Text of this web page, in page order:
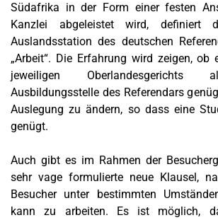
Südafrika in der Form einer festen
Kanzlei abgeleistet wird, definiert
Auslandsstation des deutschen
„Arbeit“. Die Erfahrung wird zeigen, ob
jeweiligen Oberlandesgerichts
Ausbildungsstelle des Referendars
Auslegung zu ändern, so dass eine
genügt.
Auch gibt es im Rahmen der
sehr vage formulierte neue Klausel,
Besucher unter bestimmten
kann zu arbeiten. Es ist möglich,